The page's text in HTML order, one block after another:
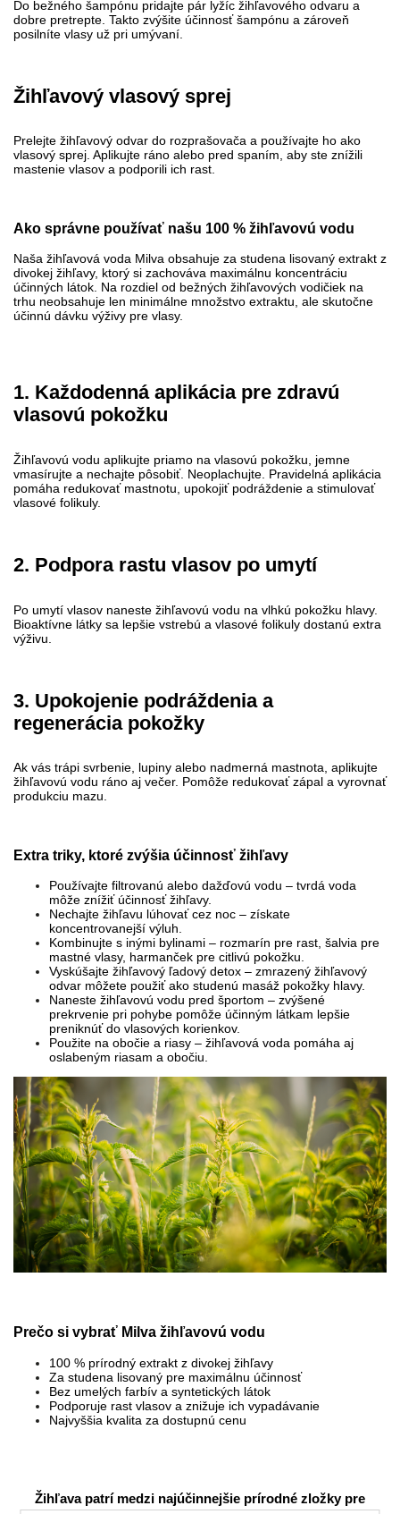
Do bežného šampónu pridajte pár lyžíc žihľavového odvaru a
dobre pretrepte. Takto zvýšite účinnosť šampónu a zároveň
posilníte vlasy už pri umývaní.
Žihľavový vlasový sprej
Prelejte žihľavový odvar do rozprašovača a používajte ho ako
vlasový sprej. Aplikujte ráno alebo pred spaním, aby ste znížili
mastenie vlasov a podporili ich rast.
Ako správne používať našu 100 % žihľavovú vodu
Naša žihľavová voda Milva obsahuje za studena lisovaný extrakt z
divokej žihľavy, ktorý si zachováva maximálnu koncentráciu
účinných látok. Na rozdiel od bežných žihľavových vodičiek na
trhu neobsahuje len minimálne množstvo extraktu, ale skutočne
účinnú dávku výživy pre vlasy.
1. Každodenná aplikácia pre zdravú
vlasovú pokožku
Žihľavovú vodu aplikujte priamo na vlasovú pokožku, jemne
vmasírujte a nechajte pôsobiť. Neoplachujte. Pravidelná aplikácia
pomáha redukovať mastnotu, upokojiť podráždenie a stimulovať
vlasové folikuly.
2. Podpora rastu vlasov po umytí
Po umytí vlasov naneste žihľavovú vodu na vlhkú pokožku hlavy.
Bioaktívne látky sa lepšie vstrebú a vlasové folikuly dostanú extra
výživu.
3. Upokojenie podráždenia a
regenerácia pokožky
Ak vás trápi svrbenie, lupiny alebo nadmerná mastnota, aplikujte
žihľavovú vodu ráno aj večer. Pomôže redukovať zápal a vyrovnať
produkciu mazu.
Extra triky, ktoré zvýšia účinnosť žihľavy
Používajte filtrovanú alebo dažďovú vodu – tvrdá voda
môže znížiť účinnosť žihľavy.
Nechajte žihľavu lúhovať cez noc – získate
koncentrovanejší výluh.
Kombinujte s inými bylinami – rozmarín pre rast, šalvia pre
mastné vlasy, harmanček pre citlivú pokožku.
Vyskúšajte žihľavový ľadový detox – zmrazený žihľavový
odvar môžete použiť ako studenú masáž pokožky hlavy.
Naneste žihľavovú vodu pred športom – zvýšené
prekrvenie pri pohybe pomôže účinným látkam lepšie
preniknúť do vlasových korienkov.
Použite na obočie a riasy – žihľavová voda pomáha aj
oslabeným riasam a obočiu.
Prečo si vybrať Milva žihľavovú vodu
100 % prírodný extrakt z divokej žihľavy
Za studena lisovaný pre maximálnu účinnosť
Bez umelých farbív a syntetických látok
Podporuje rast vlasov a znižuje ich vypadávanie
Najvyššia kvalita za dostupnú cenu
Žihľava patrí medzi najúčinnejšie prírodné zložky pre